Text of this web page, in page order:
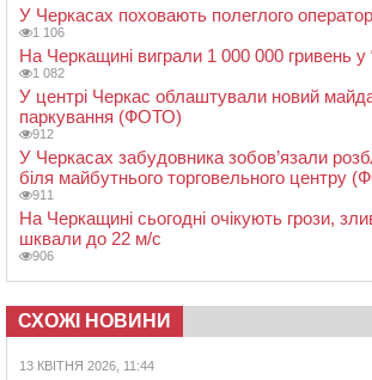
У Черкасах поховають полеглого
1 106
На Черкащині виграли 1 000 000 гривень у
1 082
У центрі Черкас облаштували новий
паркування (ФОТО)
912
У Черкасах забудовника зобов’язали
біля майбутнього торговельного центру
911
На Черкащині сьогодні очікують грози,
шквали до 22 м/с
906
СХОЖІ НОВИНИ
13 КВІТНЯ 2026, 11:44